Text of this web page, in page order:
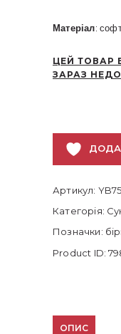
Матеріал:
ЦЕЙ ТОВАР
ЗАРАЗ
Артикул:
Категорія:
Позначки:
Product ID:
ОПИС